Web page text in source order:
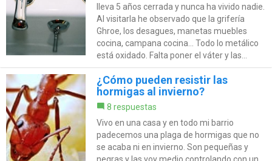
lleva 5 años cerrada y nunca ha vivido nadie.
Al visitarla he observado que la grifería
Ghroe, los desagues, manetas muebles
cocina, campana cocina... Todo lo metálico
está oxidado. Falta poner el váter y las...
¿Cómo pueden resistir las
hormigas al invierno?
8 respuestas
Vivo en una casa y en todo mi barrio
padecemos una plaga de hormigas que no
se acaba ni en invierno. Son pequeñas y
negras y las voy medio controlando con un